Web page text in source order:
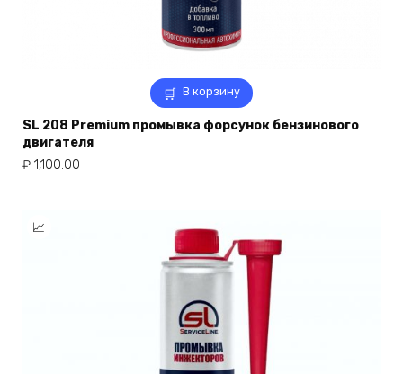
В корзину
SL 208 Premium промывка форсунок бензинового
двигателя
₽ 1,100.00